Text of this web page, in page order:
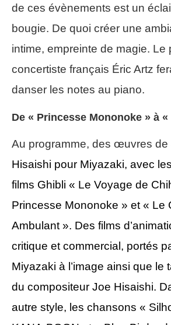
de ces évènements est un
bougie. De quoi créer une
intime, empreinte de magie. Le
concertiste français Éric Artz
danser les notes au piano.
De « Princesse Mononoke » à
Au programme, des œuvres de
Hisaishi pour Miyazaki, avec les
films Ghibli « Le Voyage de
Princesse Mononoke » et « Le
Ambulant ». Des films
critique et commercial, portés
Miyazaki à l’image ainsi que le
du compositeur Joe Hisaishi. D
autre style, les chansons «